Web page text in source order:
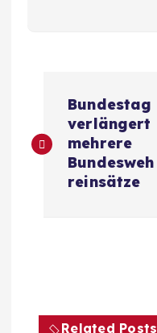
e
Bundestag
verlängert
mehrere
Bundesweh
reinsätze
Related Posts